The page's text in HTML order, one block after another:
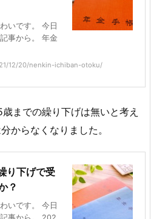
いです。 今日
事から。 年金
12/20/nenkin-ichiban-otoku/
までの繰り下げは無いと考え
からなくなりました。
り下げで受
？
いです。 今日